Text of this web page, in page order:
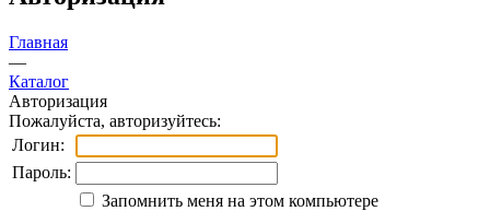
Главная
—
Каталог
Авторизация
Пожалуйста, авторизуйтесь:
Логин:
Пароль:
Запомнить меня на этом компьютере